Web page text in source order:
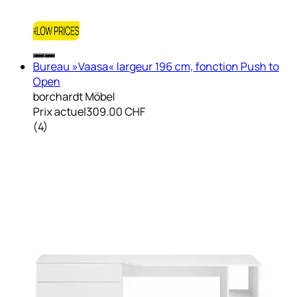
Bureau »Vaasa« largeur 196 cm, fonction Push to
Open
borchardt Möbel
Prix actuel309.00 CHF
(4)